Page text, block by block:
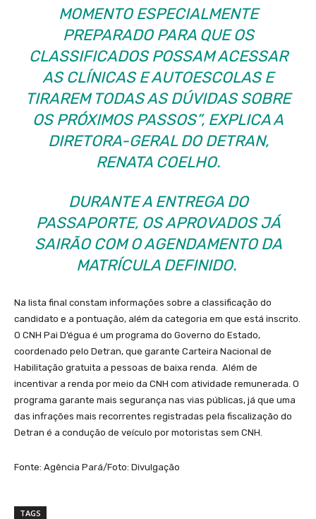
MOMENTO ESPECIALMENTE
PREPARADO PARA QUE OS
CLASSIFICADOS POSSAM ACESSAR
AS CLÍNICAS E AUTOESCOLAS E
TIRAREM TODAS AS DÚVIDAS SOBRE
OS PRÓXIMOS PASSOS”, EXPLICA A
DIRETORA-GERAL DO DETRAN,
RENATA COELHO.
DURANTE A ENTREGA DO
PASSAPORTE, OS APROVADOS JÁ
SAIRÃO COM O AGENDAMENTO DA
MATRÍCULA DEFINIDO.
Na lista final constam informações sobre a classificação do
candidato e a pontuação, além da categoria em que está inscrito.
O CNH Pai D’égua é um programa do Governo do Estado,
coordenado pelo Detran, que garante Carteira Nacional de
Habilitação gratuita a pessoas de baixa renda. Além de
incentivar a renda por meio da CNH com atividade remunerada. O
programa garante mais segurança nas vias públicas, já que uma
das infrações mais recorrentes registradas pela fiscalização do
Detran é a condução de veículo por motoristas sem CNH.
Fonte: Agência Pará/Foto: Divulgação
TAGS